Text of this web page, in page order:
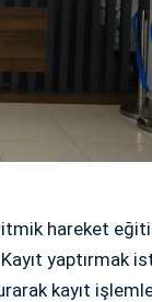
hareket
yaptırmak
kayıt